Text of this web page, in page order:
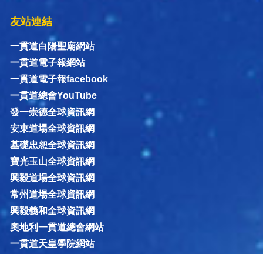
友站連結
一貫道白陽聖廟網站
一貫道電子報網站
一貫道電子報facebook
一貫道總會YouTube
發一崇德全球資訊網
安東道場全球資訊網
基礎忠恕全球資訊網
寶光玉山全球資訊網
興毅道場全球資訊網
常州道場全球資訊網
興毅義和全球資訊網
奧地利一貫道總會網站
一貫道天皇學院網站